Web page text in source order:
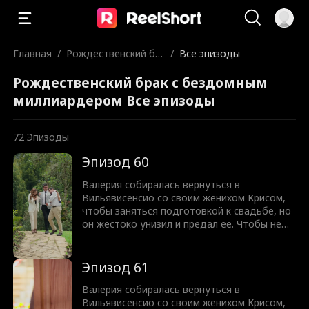
Главная / Рождественский бр
лиардером
/ Все эпизоды
Рождественский брак с бездомным
миллиардером Все эпизоды
72 Эпизоды
Эпизод 60
Валерия собиралась вернуться в
Вильявисенсио со своим женихом Крисом,
чтобы заняться подготовкой к свадьбе, но
он жестоко унизил и предал её. Чтобы не
бездомного, которому она помогала. Но
она и не подозревала, что Самуэль вовсе
не простой бездомный, а харизматичный и
привлекательный миллиардер, генеральный
Эпизод 61
Валерия собиралась вернуться в
Вильявисенсио со своим женихом Крисом,